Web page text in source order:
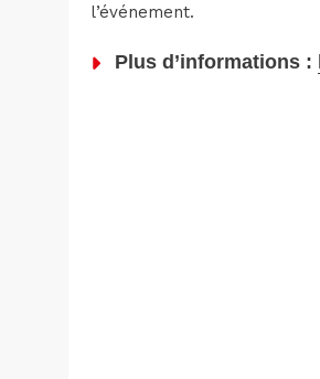
l’événement.
Plus d’informations :